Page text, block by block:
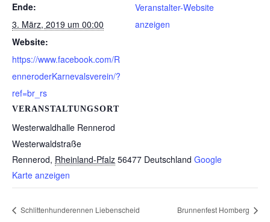
Ende:
3. März, 2019 um 00:00
Website:
https://www.facebook.com/R
enneroderKarnevalsverein/?
ref=br_rs
VERANSTALTUNGSORT
Westerwaldhalle Rennerod
Westerwaldstraße
Rennerod, Rheinland-Pfalz 56477 Deutschland Google
Karte anzeigen
Veranstalter-Website
anzeigen
Schlittenhunderennen Liebenscheid Brunnenfest Homberg